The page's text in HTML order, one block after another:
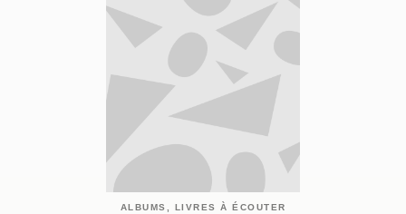
ALBUMS, LIVRES À ÉCOUTER